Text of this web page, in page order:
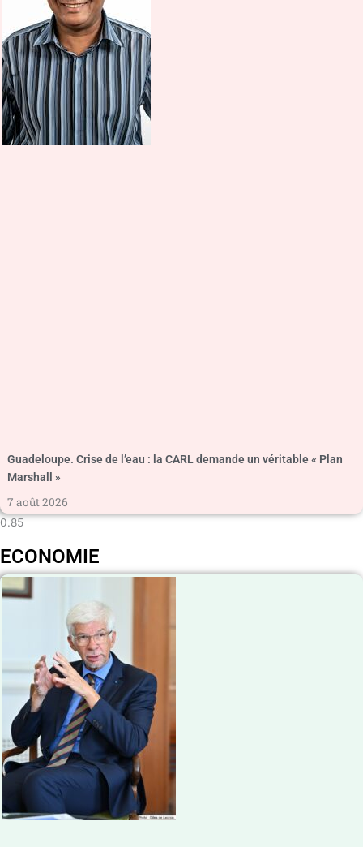
Guadeloupe. Crise de l’eau : la CARL demande un véritable « Plan
Marshall »
7 août 2026
ECONOMIE